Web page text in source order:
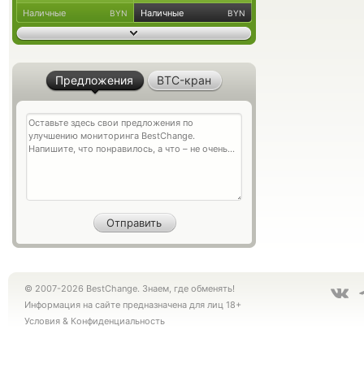
Наличные BYN Наличные BYN
Предложения BTC-кран
© 2007-2026 BestChange. Знаем, где обменять!
Информация на сайте предназначена для лиц 18+
Условия & Конфиденциальность